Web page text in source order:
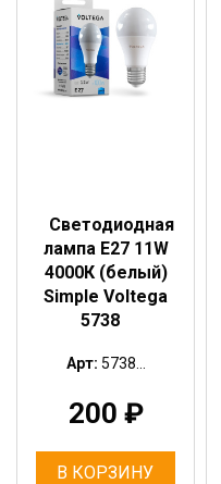
Светодиодная
лампа E27 11W
4000К (белый)
Simple Voltega
5738
Арт: 5738...
200 ₽
В КОРЗИНУ